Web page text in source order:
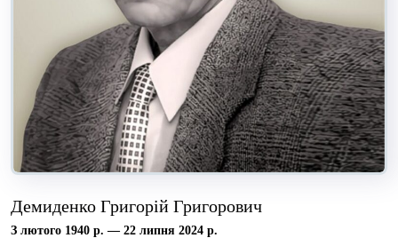
Демиденко Григорій Григорович
З лютого 1940 р. — 22 липня 2024 р.